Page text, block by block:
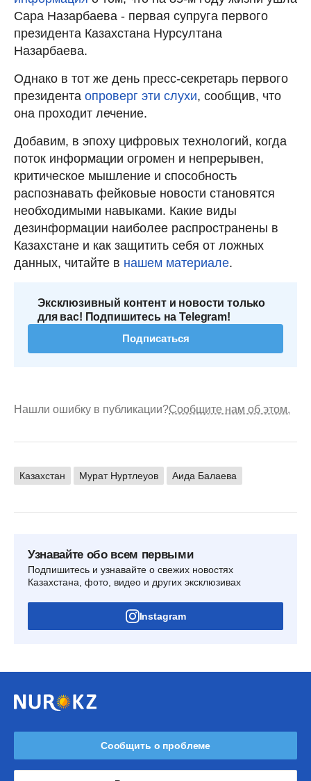
Сара Назарбаева - первая супруга первого
президента Казахстана Нурсултана
Назарбаева.
Однако в тот же день пресс-секретарь первого
президента опроверг эти слухи, сообщив, что
она проходит лечение.
Добавим, в эпоху цифровых технологий, когда
поток информации огромен и непрерывен,
критическое мышление и способность
распознавать фейковые новости становятся
необходимыми навыками. Какие виды
дезинформации наиболее распространены в
Казахстане и как защитить себя от ложных
данных, читайте в нашем материале.
Эксклюзивный контент и новости только
для вас! Подпишитесь на Telegram!
Подписаться
Нашли ошибку в публикации?Сообщите нам об этом.
Казахстан Мурат Нуртлеуов Аида Балаева
Узнавайте обо всем первыми
Подпишитесь и узнавайте о свежих новостях
Казахстана, фото, видео и других эксклюзивах
Instagram
Сообщить о проблеме